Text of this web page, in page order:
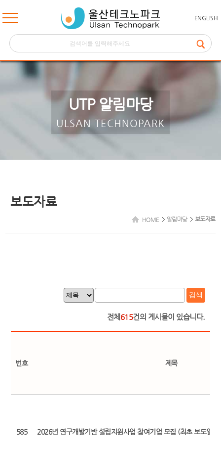
ENGLISH
UTP 알림마당
ULSAN TECHNOPARK
보도자료
HOME 알림마당 보도자료
검색
전체 615건의 게시물이 있습니다.
번호 제목
585 2026년 연구개발기반 설립지원사업 참여기업 모집 (최초 보도일: